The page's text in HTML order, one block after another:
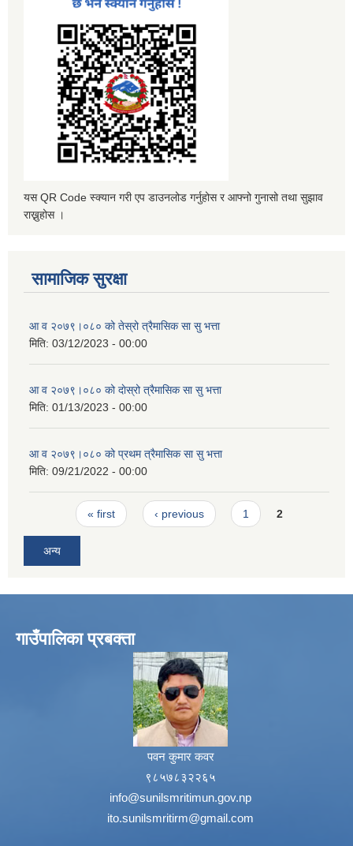
यस QR Code स्क्यान गरी एप डाउनलोड गर्नुहोस र आफ्नो गुनासो तथा सुझाव
राख्नुहोस ।
सामाजिक सुरक्षा
आ व २०७९।०८० को तेस्रो त्रैमासिक सा सु भत्ता
मिति: 03/12/2023 - 00:00
आ व २०७९।०८० को दाेस्रो त्रैमासिक सा सु भत्ता
मिति: 01/13/2023 - 00:00
आ व २०७९।०८० को प्रथम त्रैमासिक सा सु भत्ता
मिति: 09/21/2022 - 00:00
Pages« first ‹ previous 1 2
अन्य
गाउँपालिका प्रबक्ता
पवन कुमार कवर
९८५७८३२२६५
info@sunilsmritimun.gov.np
ito.sunilsmritirm@gmail.com